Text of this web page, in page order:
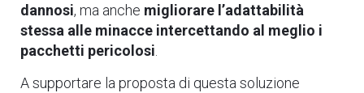
dannosi, ma anche migliorare l’adattabilità
stessa alle minacce intercettando al meglio i
pacchetti pericolosi
A supportare la proposta di questa soluzione